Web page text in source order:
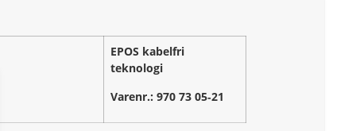
EPOS kabelfri
teknologi
Varenr.: 970 73 05‑21